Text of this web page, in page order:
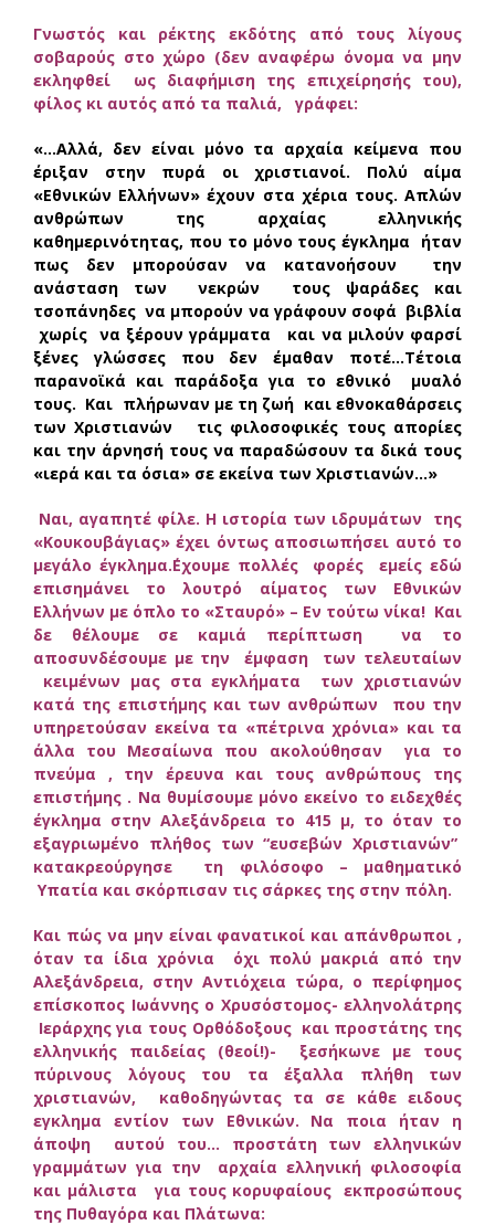
Γνωστός και ρέκτης εκδότης από τους λίγους
σοβαρούς στο χώρο (δεν αναφέρω όνομα να μην
εκληφθεί ως διαφήμιση της επιχείρησής του),
φίλος κι αυτός από τα παλιά, γράφει:
«…Αλλά, δεν είναι μόνο τα αρχαία κείμενα που
έριξαν στην πυρά οι χριστιανοί. Πολύ αίμα
«Εθνικών Ελλήνων» έχουν στα χέρια τους. Απλών
ανθρώπων της αρχαίας ελληνικής
καθημερινότητας, που το μόνο τους έγκλημα ήταν
πως δεν μπορούσαν να κατανοήσουν την
ανάσταση των νεκρών τους ψαράδες και
τσοπάνηδες να μπορούν να γράφουν σοφά βιβλία
χωρίς να ξέρουν γράμματα και να μιλούν φαρσί
ξένες γλώσσες που δεν έμαθαν ποτέ…Τέτοια
παρανοϊκά και παράδοξα για το εθνικό μυαλό
τους. Και πλήρωναν με τη ζωή και εθνοκαθάρσεις
των Χριστιανών τις φιλοσοφικές τους απορίες
και την άρνησή τους να παραδώσουν τα δικά τους
«ιερά και τα όσια» σε εκείνα των Χριστιανών…»
Ναι, αγαπητέ φίλε. Η ιστορία των ιδρυμάτων της
«Κουκουβάγιας» έχει όντως αποσιωπήσει αυτό το
μεγάλο έγκλημα.΄Εχουμε πολλές φορές εμείς εδώ
επισημάνει το λουτρό αίματος των Εθνικών
Ελλήνων με όπλο το «Σταυρό» – Εν τούτω νίκα! Και
δε θέλουμε σε καμιά περίπτωση να το
αποσυνδέσουμε με την έμφαση των τελευταίων
κειμένων μας στα εγκλήματα των χριστιανών
κατά της επιστήμης και των ανθρώπων που την
υπηρετούσαν εκείνα τα «πέτρινα χρόνια» και τα
άλλα του Μεσαίωνα που ακολούθησαν για το
πνεύμα , την έρευνα και τους ανθρώπους της
επιστήμης . Να θυμίσουμε μόνο εκείνο το ειδεχθές
έγκλημα στην Αλεξάνδρεια το 415 μ, το όταν το
εξαγριωμένο πλήθος των “ευσεβών Χριστιανών”
κατακρεούργησε τη φιλόσοφο – μαθηματικό
Υπατία και σκόρπισαν τις σάρκες της στην πόλη.
Και πώς να μην είναι φανατικοί και απάνθρωποι ,
όταν τα ίδια χρόνια όχι πολύ μακριά από την
Αλεξάνδρεια, στην Αντιόχεια τώρα, ο περίφημος
επίσκοπος Ιωάννης ο Χρυσόστομος- ελληνολάτρης
Ιεράρχης για τους Ορθόδοξους και προστάτης της
ελληνικής παιδείας (θεοί!)- ξεσήκωνε με τους
πύρινους λόγους του τα έξαλλα πλήθη των
χριστιανών, καθοδηγώντας τα σε κάθε ειδους
εγκλημα εντίον των Εθνικών. Να ποια ήταν η
άποψη αυτού του… προστάτη των ελληνικών
γραμμάτων για την αρχαία ελληνική φιλοσοφία
και μάλιστα για τους κορυφαίους εκπροσώπους
της Πυθαγόρα και Πλάτωνα: